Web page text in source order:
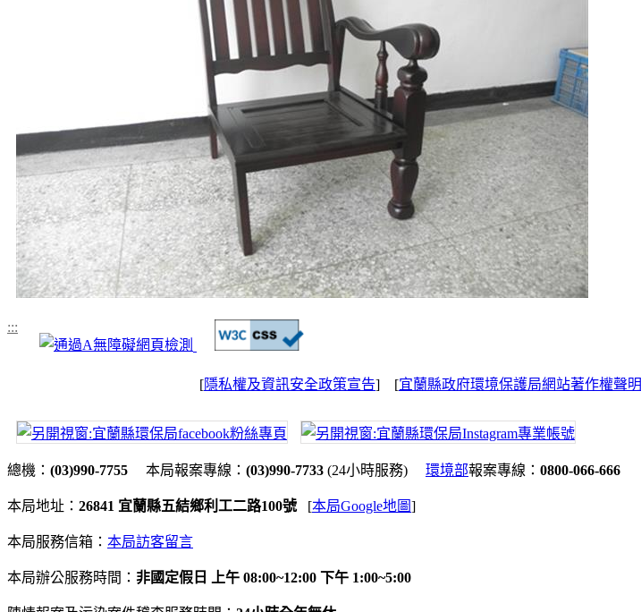
:::
[隱私權及資訊安全政策宣告] [宜蘭縣政府環境保護局網站著作權聲明
總機： (03)990-7755 本局報案專線： (03)990-7733 (24小時服務) 環境部報案專線： 0800-066-666
本局地址： 26841 宜蘭縣五結鄉利工二路100號 [本局Google地圖]
本局服務信箱： 本局訪客留言
本局辦公服務時間： 非國定假日 上午 08:00~12:00 下午 1:00~5:00